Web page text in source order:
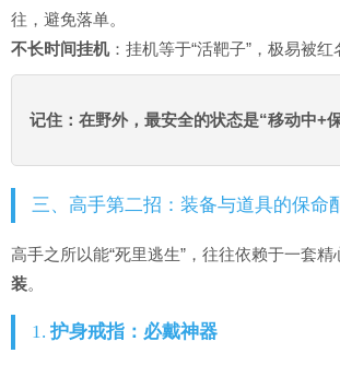
往，避免落单。
不长时间挂机：挂机等于“活靶子”，极易被红
记住：在野外，最安全的状态是“移动中+
三、高手第二招：装备与道具的保命
高手之所以能“死里逃生”，往往依赖于一套精
装。
1. 护身戒指：必戴神器